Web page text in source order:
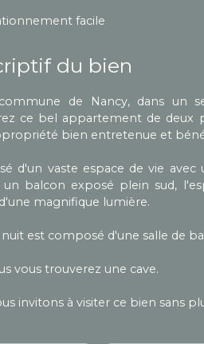
facile
du bien
de Nancy, dans un
ce bel appartement de deux
bien entretenue et
d'un vaste espace de vie
un balcon exposé plein sud,
magnifique lumière.
est composé d'une salle de
vous trouverez une cave.
invitons à visiter ce bien sans